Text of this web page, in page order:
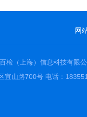
网
检（上海）信息科技有
宜山路700号 电话：